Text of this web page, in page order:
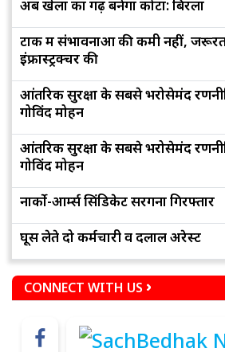
अब खेलों का गढ़ बनेगा कोटा: बिरला
टोंक में संभावनाओं की कमी नहीं,
इंफ्रास्ट्रक्चर की
आंतरिक सुरक्षा के सबसे भरोसेमंद
गोविंद मोहन
आंतरिक सुरक्षा के सबसे भरोसेमंद
गोविंद मोहन
नार्को-आर्म्स सिंडिकेट सरगना गिरफ्तार
घूस लेते दो कर्मचारी व दलाल अरेस्ट
CONNECT WITH US